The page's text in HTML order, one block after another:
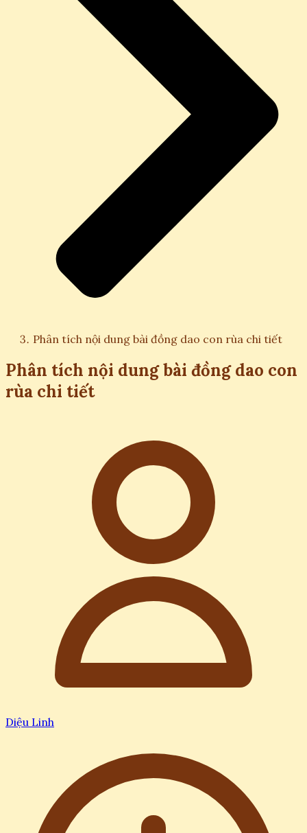
Phân tích nội dung bài đồng dao con rùa chi tiết
Phân tích nội dung bài đồng dao con
rùa chi tiết
Diệu Linh